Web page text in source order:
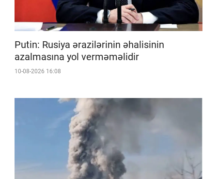
Putin: Rusiya ərazilərinin əhalisinin
azalmasına yol verməməlidir
10-08-2026 16:08